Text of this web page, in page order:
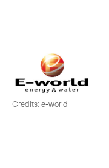
Credits: e-world